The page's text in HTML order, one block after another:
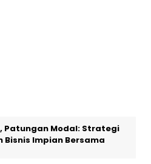
Patungan Modal: Strategi
Bisnis Impian Bersama